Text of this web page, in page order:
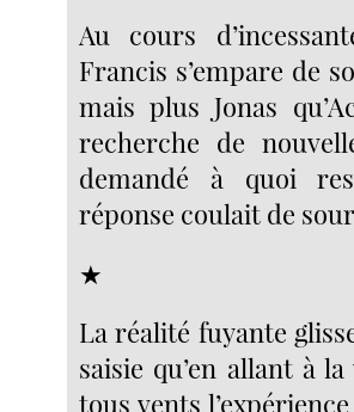
Au cours
Francis s’empare de
mais plus Jonas
recherche de
demandé à quoi
réponse coulait de
★
La réalité fuyante
saisie qu’en allant à
tous vents